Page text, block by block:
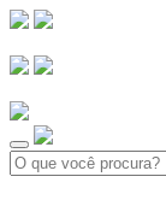
Search: